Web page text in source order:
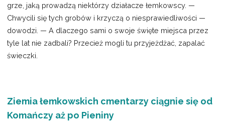
grze, jaką prowadzą niektórzy działacze łemkowscy. —
Chwycili się tych grobów i krzyczą o niesprawiedliwości —
dowodzi. — A dlaczego sami o swoje święte miejsca przez
tyle lat nie zadbali? Przecież mogli tu przyjeżdżać, zapalać
świeczki.
Ziemia łemkowskich cmentarzy ciągnie się od
Komańczy aż po Pieniny